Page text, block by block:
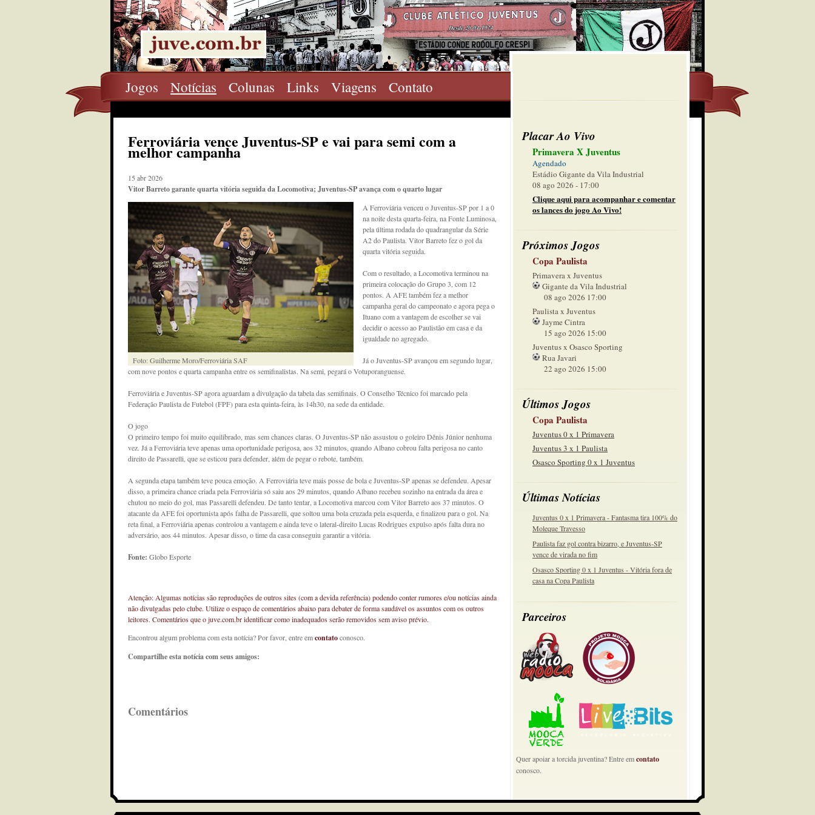
Jogos Notícias Colunas Links Viagens Contato
Placar Ao Vivo
Primavera X Juventus
Agendado
Estádio Gigante da Vila Industrial
08 ago 2026 - 17:00
Clique aqui para acompanhar e comentar
os lances do jogo Ao Vivo!
Próximos Jogos
Copa Paulista
Primavera x Juventus
Gigante da Vila Industrial
08 ago 2026 17:00
Paulista x Juventus
Jayme Cintra
15 ago 2026 15:00
Juventus x Osasco Sporting
Rua Javari
22 ago 2026 15:00
Últimos Jogos
Copa Paulista
Juventus 0 x 1 Primavera
Juventus 3 x 1 Paulista
Osasco Sporting 0 x 1 Juventus
Últimas Notícias
Juventus 0 x 1 Primavera - Fantasma tira 100% do
Moleque Travesso
Paulista faz gol contra bizarro, e Juventus-SP
vence de virada no fim
Osasco Sporting 0 x 1 Juventus - Vitória fora de
casa na Copa Paulista
Parceiros
Quer apoiar a torcida juventina? Entre emcontato
conosco.
Ferroviária vence Juventus-SP e vai para semi com a
melhor campanha
15 abr 2026
Vitor Barreto garante quarta vitória seguida da Locomotiva; Juventus-SP avança com o quarto lugar
Foto: Guilherme Moro/Ferroviária SAF
A Ferroviária venceu o Juventus-SP por 1 a 0
na noite desta quarta-feira, na Fonte Luminosa,
pela última rodada do quadrangular da Série
A2 do Paulista. Vitor Barreto fez o gol da
quarta vitória seguida.
Com o resultado, a Locomotiva terminou na
primeira colocação do Grupo 3, com 12
pontos. A AFE também fez a melhor
campanha geral do campeonato e agora pega o
Ituano com a vantagem de escolher se vai
decidir o acesso ao Paulistão em casa e da
igualdade no agregado.
Já o Juventus-SP avançou em segundo lugar,
com nove pontos e quarta campanha entre os semifinalistas. Na semi, pegará o Votuporanguense.
Ferroviária e Juventus-SP agora aguardam a divulgação da tabela das semifinais. O Conselho Técnico foi marcado pela
Federação Paulista de Futebol (FPF) para esta quinta-feira, às 14h30, na sede da entidade.
O jogo
O primeiro tempo foi muito equilibrado, mas sem chances claras. O Juventus-SP não assustou o goleiro Dênis Júnior nenhuma
vez. Já a Ferroviária teve apenas uma oportunidade perigosa, aos 32 minutos, quando Albano cobrou falta perigosa no canto
direito de Passarelli, que se esticou para defender, além de pegar o rebote, também.
A segunda etapa também teve pouca emoção. A Ferroviária teve mais posse de bola e Juventus-SP apenas se defendeu. Apesar
disso, a primeira chance criada pela Ferroviária só saiu aos 29 minutos, quando Albano recebeu sozinho na entrada da área e
chutou no meio do gol, mas Passarelli defendeu. De tanto tentar, a Locomotiva marcou com Vitor Barreto aos 37 minutos. O
atacante da AFE foi oportunista após falha de Passarelli, que soltou uma bola cruzada pela esquerda, e finalizou para o gol. Na
reta final, a Ferroviária apenas controlou a vantagem e ainda teve o lateral-direito Lucas Rodrigues expulso após falta dura no
adversário, aos 44 minutos. Apesar disso, o time da casa conseguiu garantir a vitória.
Fonte: Globo Esporte
Atenção: Algumas notícias são reproduções de outros sites (com a devida referência) podendo conter rumores e/ou notícias ainda
não divulgadas pelo clube. Utilize o espaço de comentários abaixo para debater de forma saudável os assuntos com os outros
leitores. Comentários que o juve.com.br identificar como inadequados serão removidos sem aviso prévio.
Encontrou algum problema com esta notícia? Por favor, entre emcontatoconosco.
Compartilhe esta notícia com seus amigos:
Comentários